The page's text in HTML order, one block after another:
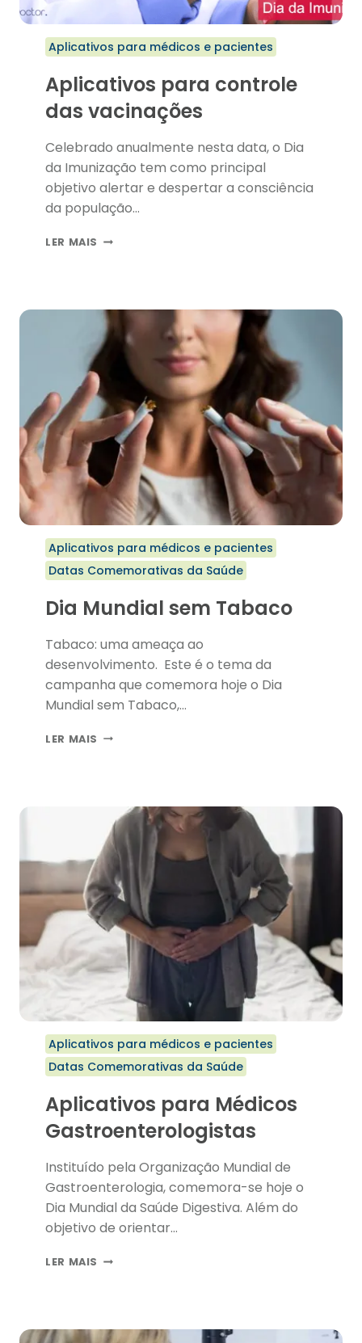
Aplicativos para médicos e pacientes
Aplicativos para controle
das vacinações
Celebrado anualmente nesta data, o Dia
da Imunização tem como principal
objetivo alertar e despertar a consciência
da população…
LER MAIS APLICATIVOS
Aplicativos para médicos e pacientes
Datas Comemorativas da Saúde
Dia Mundial sem Tabaco
Tabaco: uma ameaça ao
desenvolvimento. Este é o tema da
campanha que comemora hoje o Dia
Mundial sem Tabaco,…
LER MAIS DIA
Aplicativos para médicos e pacientes
Datas Comemorativas da Saúde
Aplicativos para Médicos
Gastroenterologistas
Instituído pela Organização Mundial de
Gastroenterologia, comemora-se hoje o
Dia Mundial da Saúde Digestiva. Além do
objetivo de orientar…
LER MAIS APLICATIVOS